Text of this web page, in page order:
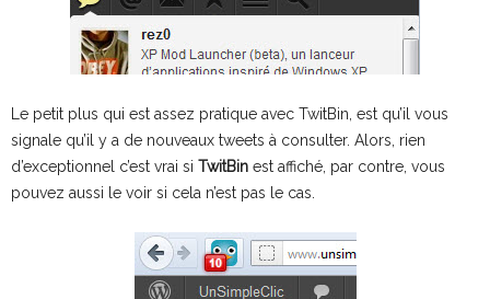
Le petit plus qui est assez pratique avec TwitBin, est qu’il vous
signale qu’il y a de nouveaux tweets à consulter. Alors, rien
d’exceptionnel c’est vrai si TwitBin est affiché, par contre, vous
pouvez aussi le voir si cela n’est pas le cas.